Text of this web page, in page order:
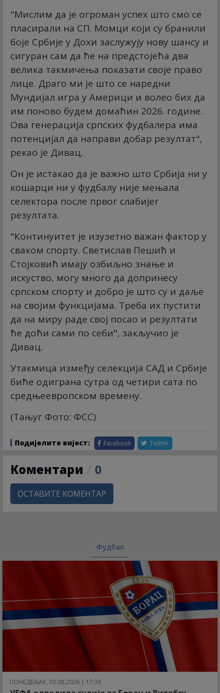
"Мислим да је огроман успех што смо се
пласирали на СП. Момци који су бранили
боје Србије у Дохи заслужују нову шансу и
сигуран сам да ће на предстојећа два
велика такмичења показати своје право
лице. Драго ми је што се наредни
Мундијал игра у Америци и волео бих да
им поново будем домаћин 2026. године.
Ова генерација српских фудбалера има
потенцијал да направи добар резултат",
рекао је Дивац.
Он је истакао да је важно што Србија ни у
кошарци ни у фудбалу није мењала
селектора после првог слабијег
резултата.
"Континуитет је изузетно важан фактор у
сваком спорту. Светислав Пешић и
Стојковић имају озбиљно знање и
искуство, могу много да допринесу
српском спорту и добро је што су и даље
на својим функцијама. Треба их пустити
да на миру раде свој посао и резултати
ће доћи сами по себи", закључио је
Дивац.
Утакмица између селекција САД и Србије
биће одиграна сутра од четири сата по
средњеевропском времену.
(Тањуг Фото: ФСС)
Подијелите вијест: Facebook Twitter
Коментари 0
ОСТАВИТЕ КОМЕНТАР
Фудбал
ПОНЕДЕЉАК, 03.08.2026 | 17:38